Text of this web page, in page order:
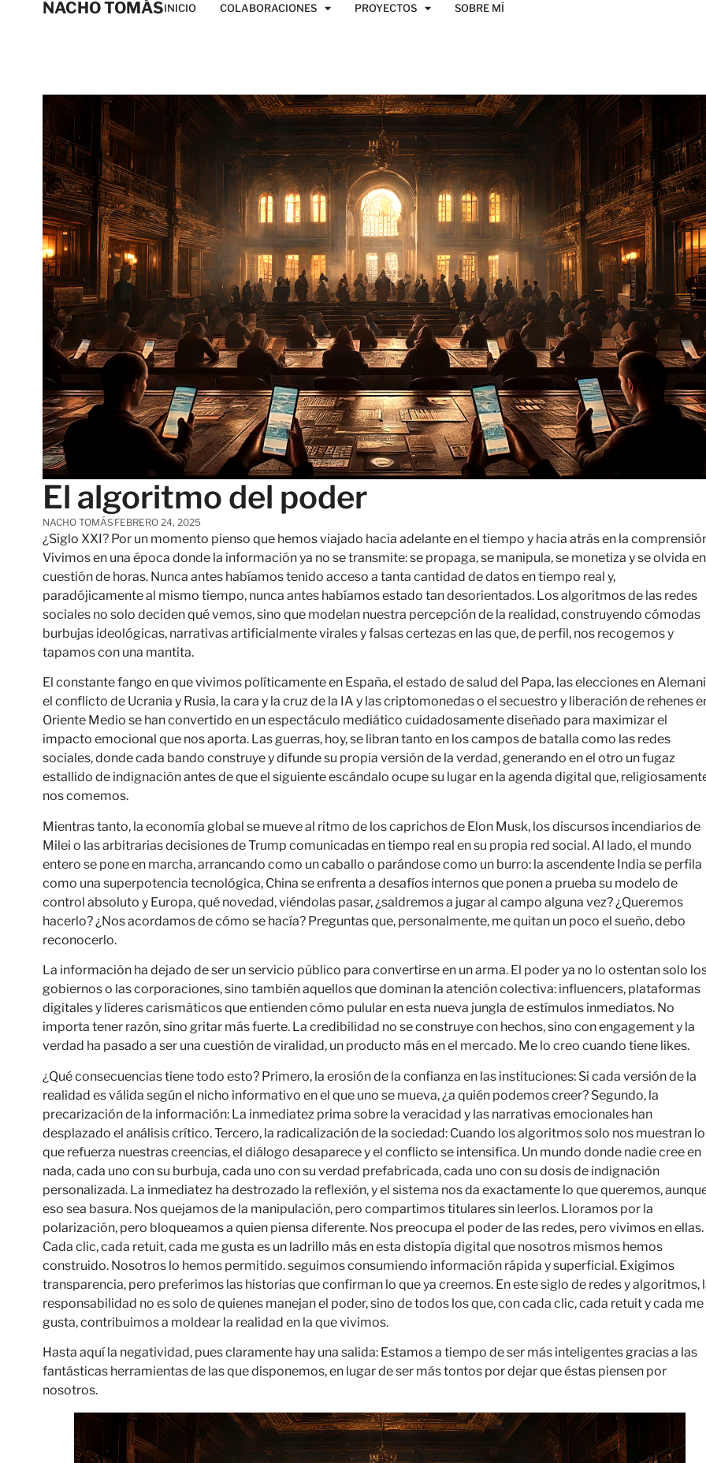
NACHO TOMÁSINICIO COLABORACIONES PROYECTOS SOBRE MÍ
El algoritmo del poder
NACHO TOMÁS FEBRERO 24, 2025
¿Siglo XXI? Por un momento pienso que hemos viajado hacia adelante en el tiempo y hacia atrás en la
Vivimos en una época donde la información ya no se transmite: se propaga, se manipula, se monetiza y se olvida en
cuestión de horas. Nunca antes habíamos tenido acceso a tanta cantidad de datos en tiempo real y,
paradójicamente al mismo tiempo, nunca antes habíamos estado tan desorientados. Los algoritmos de las redes
sociales no solo deciden qué vemos, sino que modelan nuestra percepción de la realidad, construyendo cómodas
burbujas ideológicas, narrativas artificialmente virales y falsas certezas en las que, de perfil, nos recogemos y
tapamos con una mantita.
El constante fango en que vivimos políticamente en España, el estado de salud del Papa, las elecciones en
el conflicto de Ucrania y Rusia, la cara y la cruz de la IA y las criptomonedas o el secuestro y liberación de rehenes
Oriente Medio se han convertido en un espectáculo mediático cuidadosamente diseñado para maximizar el
impacto emocional que nos aporta. Las guerras, hoy, se libran tanto en los campos de batalla como las redes
sociales, donde cada bando construye y difunde su propia versión de la verdad, generando en el otro un fugaz
estallido de indignación antes de que el siguiente escándalo ocupe su lugar en la agenda digital que,
nos comemos.
Mientras tanto, la economía global se mueve al ritmo de los caprichos de Elon Musk, los discursos incendiarios de
Milei o las arbitrarias decisiones de Trump comunicadas en tiempo real en su propia red social. Al lado, el mundo
entero se pone en marcha, arrancando como un caballo o parándose como un burro: la ascendente India se perfila
como una superpotencia tecnológica, China se enfrenta a desafíos internos que ponen a prueba su modelo de
control absoluto y Europa, qué novedad, viéndolas pasar, ¿saldremos a jugar al campo alguna vez? ¿Queremos
hacerlo? ¿Nos acordamos de cómo se hacía? Preguntas que, personalmente, me quitan un poco el sueño, debo
reconocerlo.
La información ha dejado de ser un servicio público para convertirse en un arma. El poder ya no lo ostentan solo
gobiernos o las corporaciones, sino también aquellos que dominan la atención colectiva: influencers, plataformas
digitales y líderes carismáticos que entienden cómo pulular en esta nueva jungla de estímulos inmediatos. No
importa tener razón, sino gritar más fuerte. La credibilidad no se construye con hechos, sino con engagement y la
verdad ha pasado a ser una cuestión de viralidad, un producto más en el mercado. Me lo creo cuando tiene likes.
¿Qué consecuencias tiene todo esto? Primero, la erosión de la confianza en las instituciones: Si cada versión de la
realidad es válida según el nicho informativo en el que uno se mueva, ¿a quién podemos creer? Segundo, la
precarización de la información: La inmediatez prima sobre la veracidad y las narrativas emocionales han
desplazado el análisis crítico. Tercero, la radicalización de la sociedad: Cuando los algoritmos solo nos muestran lo
que refuerza nuestras creencias, el diálogo desaparece y el conflicto se intensifica. Un mundo donde nadie cree en
nada, cada uno con su burbuja, cada uno con su verdad prefabricada, cada uno con su dosis de indignación
personalizada. La inmediatez ha destrozado la reflexión, y el sistema nos da exactamente lo que queremos,
eso sea basura. Nos quejamos de la manipulación, pero compartimos titulares sin leerlos. Lloramos por la
polarización, pero bloqueamos a quien piensa diferente. Nos preocupa el poder de las redes, pero vivimos en ellas.
Cada clic, cada retuit, cada me gusta es un ladrillo más en esta distopía digital que nosotros mismos hemos
construido. Nosotros lo hemos permitido. seguimos consumiendo información rápida y superficial. Exigimos
transparencia, pero preferimos las historias que confirman lo que ya creemos. En este siglo de redes y algoritmos,
responsabilidad no es solo de quienes manejan el poder, sino de todos los que, con cada clic, cada retuit y cada me
gusta, contribuimos a moldear la realidad en la que vivimos.
Hasta aquí la negatividad, pues claramente hay una salida: Estamos a tiempo de ser más inteligentes gracias a las
fantásticas herramientas de las que disponemos, en lugar de ser más tontos por dejar que éstas piensen por
nosotros.